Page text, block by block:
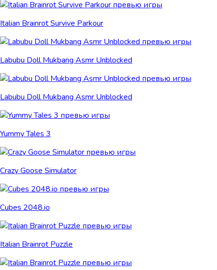
Italian Brainrot Survive Parkour
Labubu Doll Mukbang Asmr Unblocked
Labubu Doll Mukbang Asmr Unblocked
Yummy Tales 3
Crazy Goose Simulator
Cubes 2048.io
Italian Brainrot Puzzle